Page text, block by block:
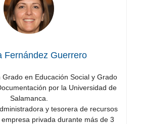
Fernández Guerrero
Grado en Educación Social y Grado
por la Universidad de
Salamanca.
y tesorera de recursos
privada durante más de 3